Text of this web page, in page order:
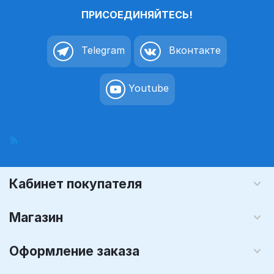
ПРИСОЕДИНЯЙТЕСЬ!
Telegram Вконтакте
Youtube
Кабинет покупателя
Магазин
Оформление заказа